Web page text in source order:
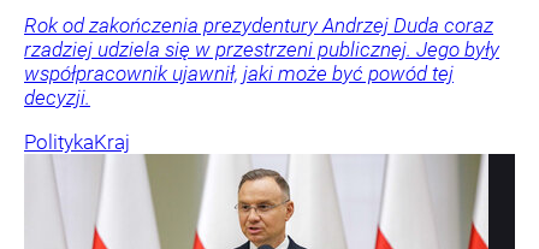
Rok od zakończenia prezydentury Andrzej Duda coraz
rzadziej udziela się w przestrzeni publicznej. Jego były
współpracownik ujawnił, jaki może być powód tej
decyzji.
PolitykaKraj